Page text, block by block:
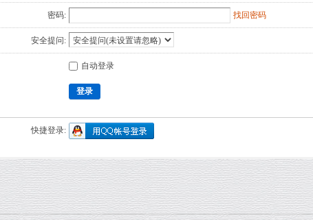
密码: 找回密码
安全提问:
自动登录
登录
快捷登录: